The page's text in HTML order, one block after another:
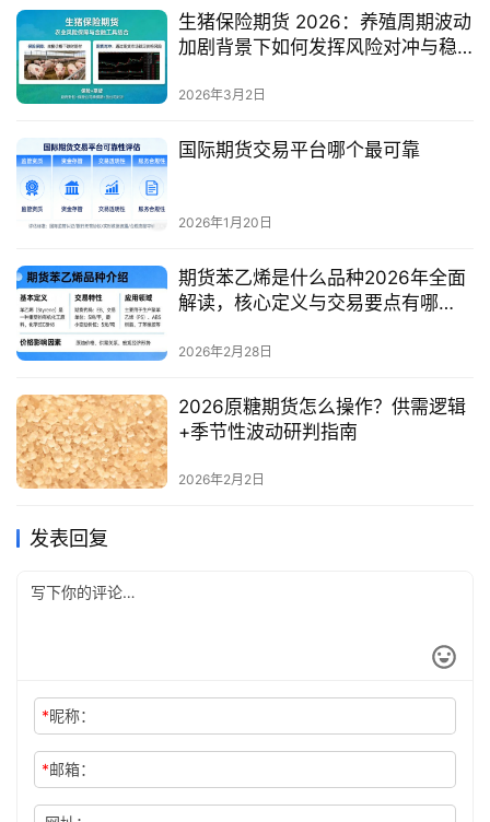
生猪保险期货 2026：养殖周期波动
加剧背景下如何发挥风险对冲与稳
2026年3月2日
国际期货交易平台哪个最可靠
2026年1月20日
期货苯乙烯是什么品种2026年全面
解读，核心定义与交易要点有哪
2026年2月28日
2026原糖期货怎么操作？供需逻辑
+季节性波动研判指南
2026年2月2日
发表回复
*昵称：
*邮箱：